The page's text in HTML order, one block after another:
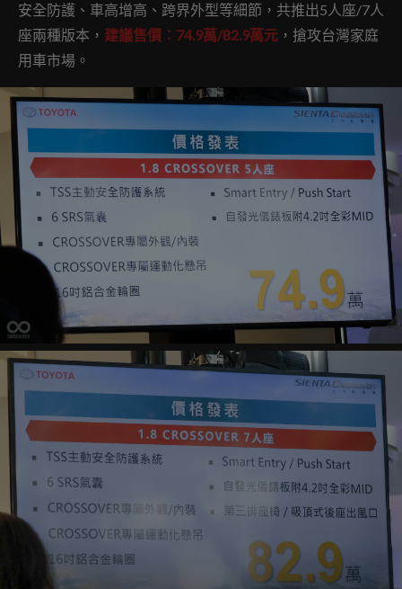
安全防護、車高增高、跨界外型等細節，共推出5人座/7人
座兩種版本， 建議售價：74.9萬/82.9萬元 ，搶攻台灣家庭
用車市場。